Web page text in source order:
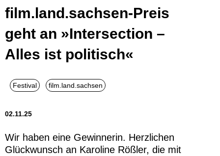
film.land.sachsen-Preis
geht an »Intersection –
Alles ist politisch«
02.11.25
Wir haben eine Gewinnerin. Herzlichen
Glückwunsch an Karoline Rößler, die mit